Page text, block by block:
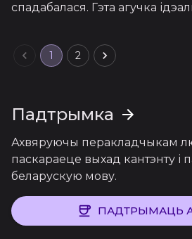
спадабалася. Гэта агучка
1 2
Падтрымка
Ахвяруючы перакладчыкам
паскараеце выхад кантэнту і
беларускую мову.
ПАДТРЫМАЦЬ